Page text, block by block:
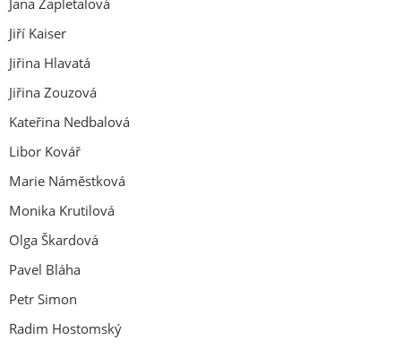
Jana Zapletalová
Jiří Kaiser
Jiřina Hlavatá
Jiřina Zouzová
Kateřina Nedbalová
Libor Kovář
Marie Náměstková
Monika Krutilová
Olga Škardová
Pavel Bláha
Petr Simon
Radim Hostomský